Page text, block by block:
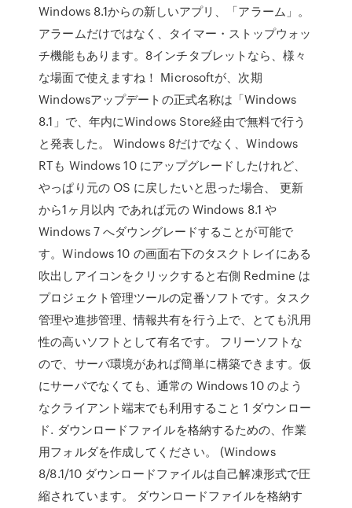
Windows 8.1からの新しいアプリ、「アラーム」。
アラームだけではなく、タイマー・ストップウォッ
チ機能もあります。8インチタブレットなら、様々
な場面で使えますね！ Microsoftが、次期
Windowsアップデートの正式名称は「Windows
8.1」で、年内にWindows Store経由で無料で行う
と発表した。 Windows 8だけでなく、Windows
RTも Windows 10 にアップグレードしたけれど、
やっぱり元の OS に戻したいと思った場合、 更新
から1ヶ月以内 であれば元の Windows 8.1 や
Windows 7 へダウングレードすることが可能で
す。Windows 10 の画面右下のタスクトレイにある
吹出しアイコンをクリックすると右側 Redmine は
プロジェクト管理ツールの定番ソフトです。タスク
管理や進捗管理、情報共有を行う上で、とても汎用
性の高いソフトとして有名です。 フリーソフトな
ので、サーバ環境があれば簡単に構築できます。仮
にサーバでなくても、通常の Windows 10 のよう
なクライアント端末でも利用すること 1 ダウンロー
ド. ダウンロードファイルを格納するための、作業
用フォルダを作成してください。 (Windows
8/8.1/10 ダウンロードファイルは自己解凍形式で圧
縮されています。 ダウンロードファイルを格納す